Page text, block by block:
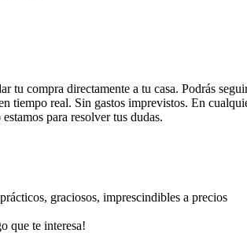
tu compra directamente a tu casa. Podrás
tiempo real. Sin gastos imprevistos. En
estamos para resolver tus dudas.
graciosos, imprescindibles a precios
que te interesa!